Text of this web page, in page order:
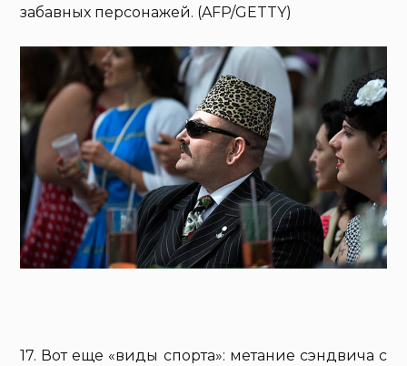
забавных персонажей. (AFP/GETTY)
17. Вот еще «виды спорта»: метание сэндвича с